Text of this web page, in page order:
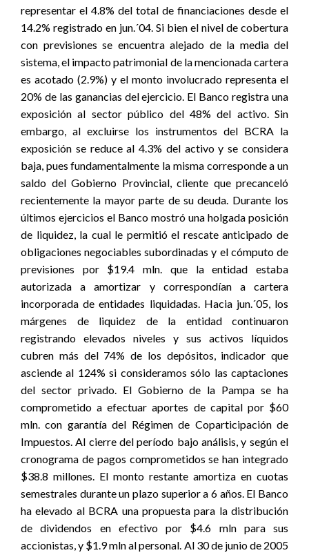
representar el 4.8% del total de financiaciones desde el
14.2% registrado en jun.´04. Si bien el nivel de cobertura
con previsiones se encuentra alejado de la media del
sistema, el impacto patrimonial de la mencionada cartera
es acotado (2.9%) y el monto involucrado representa el
20% de las ganancias del ejercicio. El Banco registra una
exposición al sector público del 48% del activo. Sin
embargo, al excluirse los instrumentos del BCRA la
exposición se reduce al 4.3% del activo y se considera
baja, pues fundamentalmente la misma corresponde a un
saldo del Gobierno Provincial, cliente que precanceló
recientemente la mayor parte de su deuda. Durante los
últimos ejercicios el Banco mostró una holgada posición
de liquidez, la cual le permitió el rescate anticipado de
obligaciones negociables subordinadas y el cómputo de
previsiones por $19.4 mln. que la entidad estaba
autorizada a amortizar y correspondían a cartera
incorporada de entidades liquidadas. Hacia jun.´05, los
márgenes de liquidez de la entidad continuaron
registrando elevados niveles y sus activos líquidos
cubren más del 74% de los depósitos, indicador que
asciende al 124% si consideramos sólo las captaciones
del sector privado. El Gobierno de la Pampa se ha
comprometido a efectuar aportes de capital por $60
mln. con garantía del Régimen de Coparticipación de
Impuestos. Al cierre del período bajo análisis, y según el
cronograma de pagos comprometidos se han integrado
$38.8 millones. El monto restante amortiza en cuotas
semestrales durante un plazo superior a 6 años. El Banco
ha elevado al BCRA una propuesta para la distribución
de dividendos en efectivo por $4.6 mln para sus
accionistas, y $1.9 mln al personal. Al 30 de junio de 2005